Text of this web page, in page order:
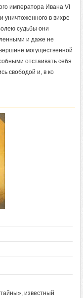
императора Ивана VI
уничтоженного в вихре
судьбы они
и даже не
могущественной
отстаивать себя
свободой и, в ко
известный